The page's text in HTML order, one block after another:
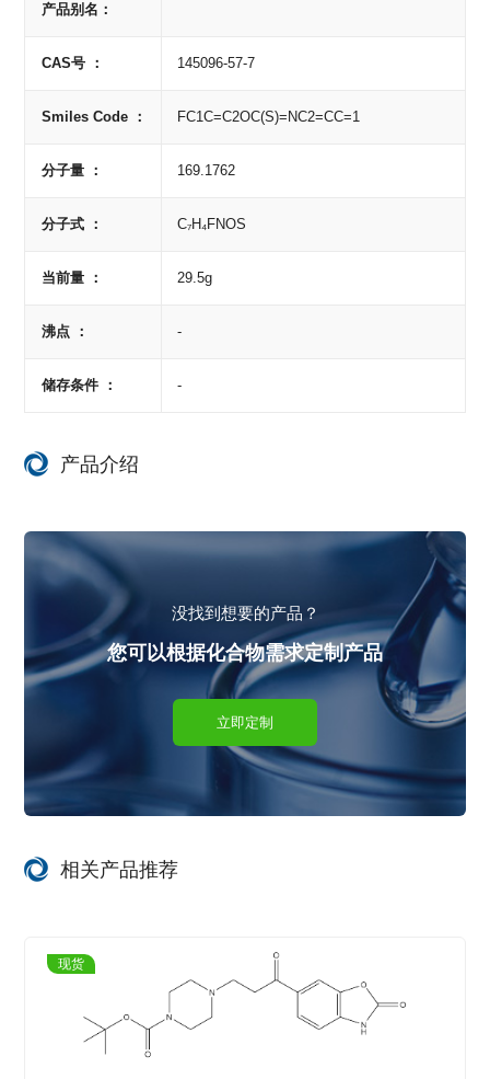
产品别名：
CAS号 ： 145096-57-7
Smiles Code ： FC1C=C2OC(S)=NC2=CC=1
分子量 ： 169.1762
分子式 ： C₇H₄FNOS
当前量 ： 29.5g
沸点 ： -
储存条件 ： -
产品介绍
没找到想要的产品？
您可以根据化合物需求定制产品
立即定制
相关产品推荐
现货